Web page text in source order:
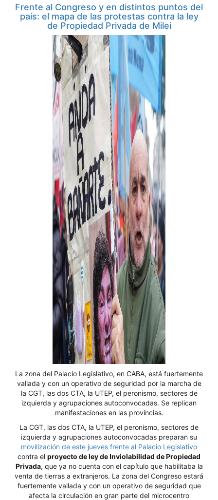
Frente al Congreso y en distintos puntos del
país: el mapa de las protestas contra la ley
de Propiedad Privada de Milei
La zona del Palacio Legislativo, en CABA, está fuertemente
vallada y con un operativo de seguridad por la marcha de
la CGT, las dos CTA, la UTEP, el peronismo, sectores de
izquierda y agrupaciones autoconvocadas. Se replican
manifestaciones en las provincias.
La CGT, las dos CTA, la UTEP, el peronismo, sectores de
izquierda y agrupaciones autoconvocadas preparan su
movilización de este jueves frente al Palacio Legislativo
contra el proyecto de ley de Inviolabilidad de Propiedad
Privada, que ya no cuenta con el capítulo que habilitaba la
venta de tierras a extranjeros. La zona del Congreso estará
fuertemente vallada y con un operativo de seguridad que
afecta la circulación en gran parte del microcentro